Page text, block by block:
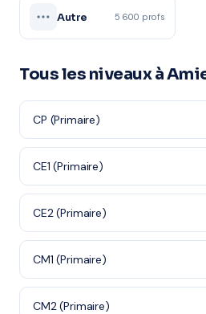
Autre 5 600 profs
Tous les niveaux à
CP (Primaire)
CE1 (Primaire)
CE2 (Primaire)
CM1 (Primaire)
CM2 (Primaire)